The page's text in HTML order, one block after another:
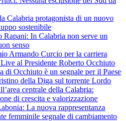
Calabria protagonista di un nuovo
sostenibile
In Calabria non serve un
senso
Armando Curcio per la carriera
al Presidente Roberto Occhiuto
di Occhiuto è un segnale per il Paese
della Diga sul torrente Lordo
centrale della Calabria:
di crescita e valorizzazione
La nuova rappresentanza
femminile segnale di cambiamento